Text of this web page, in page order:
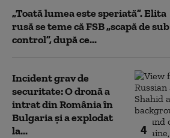
„Toată lumea este speriată”. Elita
rusă se teme că FSB „scapă de sub
control”, după ce...
4
Incident grav de
securitate: O dronă a
intrat din România în
Bulgaria şi a explodat
la...